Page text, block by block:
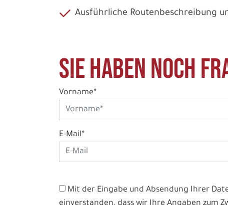
Ausführliche Routenbeschreibung
Sie haben noch
Vorname*
E-Mail*
Mit der Eingabe und Absendung Ihrer